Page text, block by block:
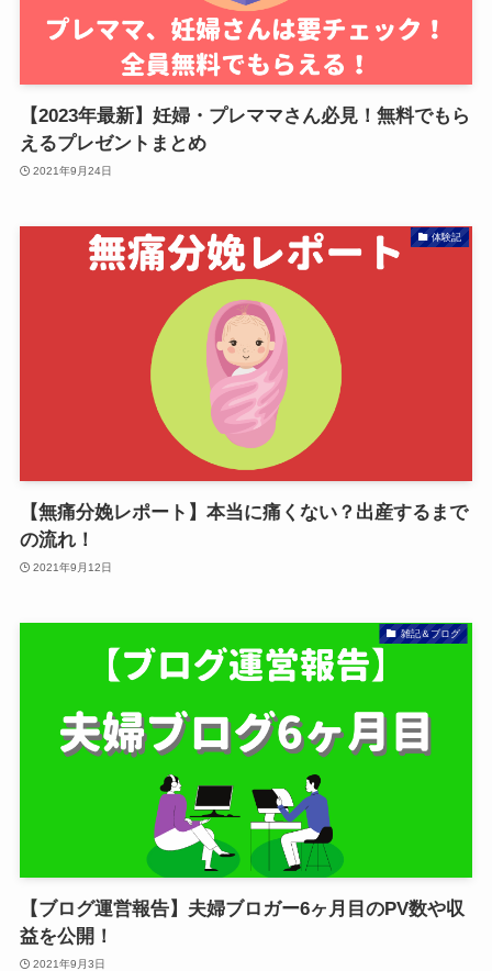
【2023年最新】妊婦・プレママさん必見！無料でもら
えるプレゼントまとめ
2021年9月24日
体験記
【無痛分娩レポート】本当に痛くない？出産するまで
の流れ！
2021年9月12日
雑記＆ブログ
【ブログ運営報告】夫婦ブロガー6ヶ月目のPV数や収
益を公開！
2021年9月3日